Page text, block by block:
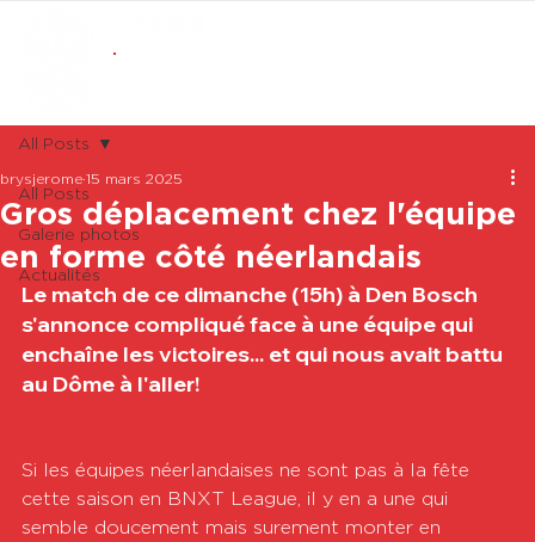
All Posts
Galerie photos
Actualités
All Posts
Gros déplacement chez l'équipe
en forme côté néerlandais
brysjerome 15 mars 2025
Le match de ce dimanche (15h) à Den Bosch
s'annonce compliqué face à une équipe qui
enchaîne les victoires... et qui nous avait battu
au Dôme à l'aller!
Si les équipes néerlandaises ne sont pas à la fête
cette saison en BNXT League, il y en a une qui
semble doucement mais surement monter en